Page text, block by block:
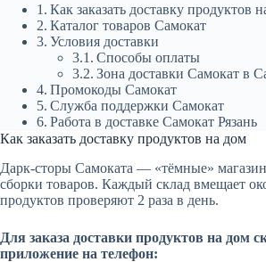
Как заказать доставку продуктов
Каталог товаров Самокат
Условия доставки
Способы оплаты
Зона доставки Самокат в
Промокоды Самокат
Служба поддержки Самокат
Работа в доставке Самокат Рязань
Как заказать доставку продуктов на дом
Дарк-сторы Самоката — «тёмные»
сборки товаров. Каждый склад вмещает
продуктов проверяют 2 раза в день.
Для заказа доставки продуктов на дом
приложение на телефон: